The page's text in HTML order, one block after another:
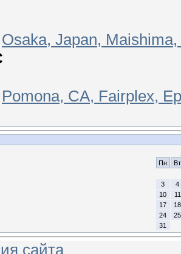
Osaka, Japan,
Pomona, CA, Fairplex,
Пн
Вт
3
4
10
11
17
18
24
25
31
сайта